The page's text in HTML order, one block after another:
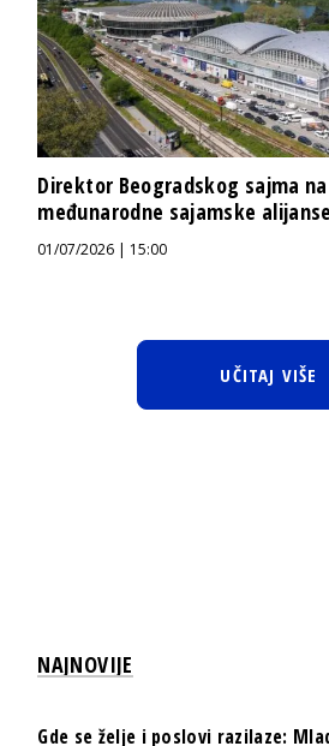
Direktor Beogradskog sajma
međunarodne sajamske alijanse
01/07/2026 | 15:00
UČITAJ VIŠE
NAJNOVIJE
Gde se želje i poslovi razilaze: